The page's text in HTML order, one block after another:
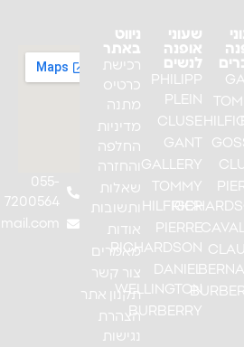
שעוני
אופנה
לנשים
PHILIPP
PLEIN
CLUSE
GANT
GALLERY
TOMMY
HILFIGER
PIERRE
RICHARDSON
DANIEL
WELLINGTON
BURBERRY
ניווט
באתר
רכישת
כרטיס
מתנה
מדיניות
החלפה
והחזרה
שאלות
ותשובות
אודות
מאמרים
צור קשר
תקנון אתר
הצהרת
נגישות
055-
7200564